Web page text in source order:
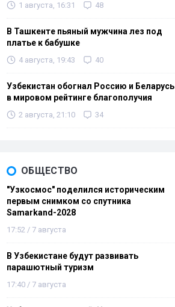
1 августа, 16:31 48
В Ташкенте пьяный мужчина лез под
платье к бабушке
4 августа, 19:43 40
Узбекистан обогнал Россию и Беларусь
в мировом рейтинге благополучия
2 августа, 21:10 34
ОБЩЕСТВО
"Узкосмос" поделился историческим
первым снимком со спутника
Samarkand-2028
17:52 / 7 августа
В Узбекистане будут развивать
парашютный туризм
17:40 / 7 августа